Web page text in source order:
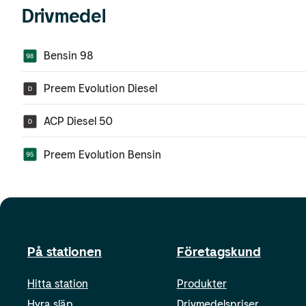
Drivmedel
Bensin 98
Preem Evolution Diesel
ACP Diesel 50
Preem Evolution Bensin
På stationen
Hitta station
Företagskund
Produkter